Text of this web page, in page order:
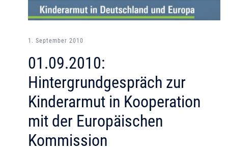
1. September 2010
01.09.2010:
Hintergrundgespräch zur
Kinderarmut in Kooperation
mit der Europäischen
Kommission